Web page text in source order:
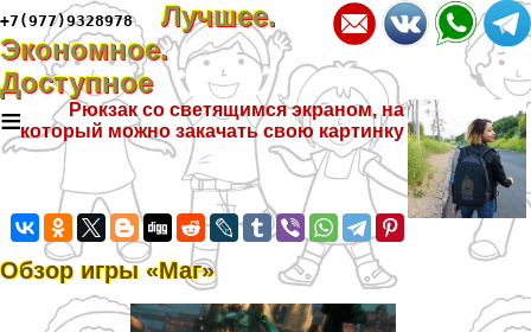
+7(977)9328978
Лучшее.
Экономное.
Доступное
≡
Рюкзак со светящимся экраном, на
который можно закачать свою картинку
Обзор игры «Маг»